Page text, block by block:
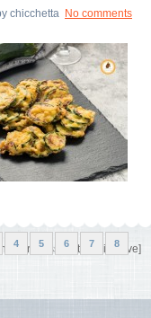
chicchetta No comments
4 5 6 7 8
processing this directive]